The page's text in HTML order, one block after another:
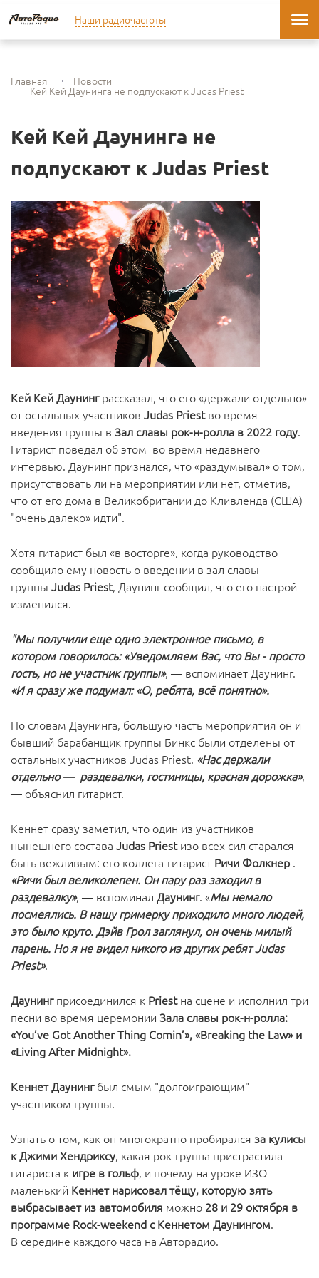
Наши радиочастоты
Главная Новости
Кей Кей Даунинга не подпускают к Judas Priest
Кей Кей Даунинга не
подпускают к Judas Priest
Кей Кей Даунинграссказал, что его «держали отдельно»
от остальных участников Judas Priestво время
введения группы в Зал славы рок-н-ролла в 2022 году.
Гитарист поведал об этом во время недавнего
интервью. Даунинг признался, что «раздумывал» о том,
присутствовать ли на мероприятии или нет, отметив,
что от его дома в Великобритании до Кливленда (США)
"очень далеко» идти".
Хотя гитарист был «в восторге», когда руководство
сообщило ему новость о введении в зал славы
группы Judas Priest, Даунинг сообщил, что его настрой
изменился.
"Мы получили еще одно электронное письмо, в
котором говорилось: «Уведомляем Вас, что Вы - просто
гость, но не участник группы», — вспоминает Даунинг.
«И я сразу же подумал: «О, ребята, всё понятно».
По словам Даунинга, большую часть мероприятия он и
бывший барабанщик группы Бинкс были отделены от
остальных участников Judas Priest. «Нас держали
отдельно — раздевалки, гостиницы, красная дорожка»,
— объяснил гитарист.
Кеннет сразу заметил, что один из участников
нынешнего состава Judas Priestизо всех сил старался
быть вежливым: его коллега-гитарист Ричи Фолкнер .
«Ричи был великолепен. Он пару раз заходил в
раздевалку», — вспоминал Даунинг. «Мы немало
посмеялись. В нашу гримерку приходило много людей,
это было круто. Дэйв Грол заглянул, он очень милый
парень. Но я не видел никого из других ребят Judas
Priest».
Даунингприсоединился к Priestна сцене и исполнил три
песни во время церемонии Зала славы рок-н-ролла:
«You’ve Got Another Thing Comin’», «Breaking the Law» и
«Living After Midnight».
Кеннет Даунингбыл смым "долгоиграющим"
участником группы.
Узнать о том, как он многократно пробирался за кулисы
к Джими Хендриксу, какая рок-группа пристрастила
гитариста к игре в гольф, и почему на уроке ИЗО
маленький Кеннет нарисовал тёщу, которую зять
выбрасывает из автомобиля можно 28 и 29 октября в
программе Rock-weekend с Кеннетом Даунингом.
В середине каждого часа на Авторадио.